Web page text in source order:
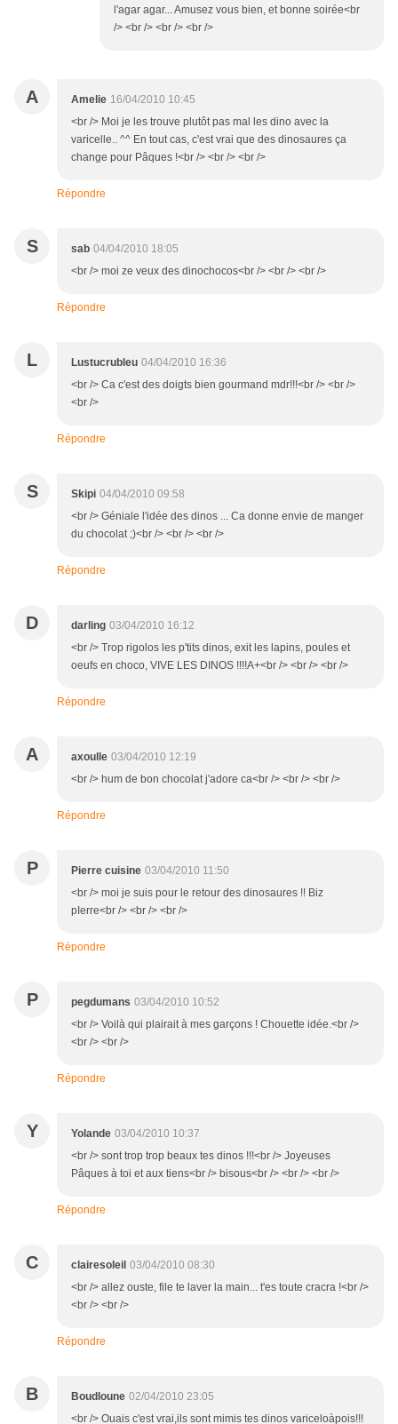
l'agar agar... Amusez vous bien, et bonne soirée<br
/> <br /> <br /> <br />
A Amelie 16/04/2010 10:45
<br /> Moi je les trouve plutôt pas mal les dino avec la
varicelle.. ^^ En tout cas, c'est vrai que des dinosaures ça
change pour Pâques !<br /> <br /> <br />
Répondre
S sab 04/04/2010 18:05
<br /> moi ze veux des dinochocos<br /> <br /> <br />
Répondre
L Lustucrubleu 04/04/2010 16:36
<br /> Ca c'est des doigts bien gourmand mdr!!!<br /> <br />
<br />
Répondre
S Skipi 04/04/2010 09:58
<br /> Géniale l'idée des dinos ... Ca donne envie de manger
du chocolat ;)<br /> <br /> <br />
Répondre
D darling 03/04/2010 16:12
<br /> Trop rigolos les p'tits dinos, exit les lapins, poules et
oeufs en choco, VIVE LES DINOS !!!!A+<br /> <br /> <br />
Répondre
A axoulle 03/04/2010 12:19
<br /> hum de bon chocolat j'adore ca<br /> <br /> <br />
Répondre
P Pierre cuisine 03/04/2010 11:50
<br /> moi je suis pour le retour des dinosaures !! Biz
pIerre<br /> <br /> <br />
Répondre
P pegdumans 03/04/2010 10:52
<br /> Voilà qui plairait à mes garçons ! Chouette idée.<br />
<br /> <br />
Répondre
Y Yolande 03/04/2010 10:37
<br /> sont trop trop beaux tes dinos !!!<br /> Joyeuses
Pâques à toi et aux tiens<br /> bisous<br /> <br /> <br />
Répondre
C clairesoleil 03/04/2010 08:30
<br /> allez ouste, file te laver la main... t'es toute cracra !<br />
<br /> <br />
Répondre
B Boudloune 02/04/2010 23:05
<br /> Ouais c'est vrai,ils sont mimis tes dinos variceloàpois!!!